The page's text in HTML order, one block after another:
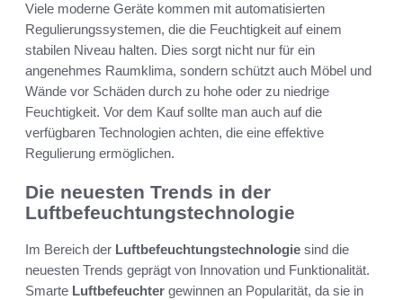
Viele moderne Geräte kommen mit automatisierten
Regulierungssystemen, die die Feuchtigkeit auf einem
stabilen Niveau halten. Dies sorgt nicht nur für ein
angenehmes Raumklima, sondern schützt auch Möbel und
Wände vor Schäden durch zu hohe oder zu niedrige
Feuchtigkeit. Vor dem Kauf sollte man auch auf die
verfügbaren Technologien achten, die eine effektive
Regulierung ermöglichen.
Die neuesten Trends in der
Luftbefeuchtungstechnologie
Im Bereich der Luftbefeuchtungstechnologie sind die
neuesten Trends geprägt von Innovation und Funktionalität.
Smarte Luftbefeuchter gewinnen an Popularität, da sie in